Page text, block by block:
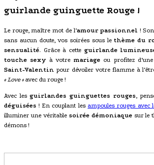
guirlande guinguette Rouge !
Le rouge, maître mot de l’amour passionnel !
sans aucun doute, vos soirées sous le thème du
sensualité. Grâce à cette guirlande
touche sexy à votre mariage ou profitez
Saint-Valentin pour dévoiler votre flamme à
« Love »avec du rouge !
Avec lesguirlandes guinguettes rouges,
déguisées ! En couplant les ampoules rouges avec
illuminer une véritable soirée démoniaque sur le
démons !